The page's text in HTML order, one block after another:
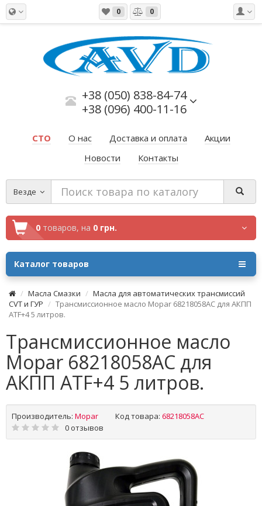
0 0
+38 (050) 838-84-74
+38 (096) 400-11-16
СТО О нас Доставка и оплата
Акции
Новости
Контакты
Везде
0 товаров, на 0 грн.
Каталог товаров
Масла Смазки
Масла для автоматических трансмиссий
CVT и ГУР
Трансмиссионное масло Mopar 68218058AC для АКПП
ATF+4 5 литров.
Трансмиссионное масло
Mopar 68218058AC для
АКПП ATF+4 5 литров.
Производитель: Mopar Код товара: 68218058AC
0 отзывов